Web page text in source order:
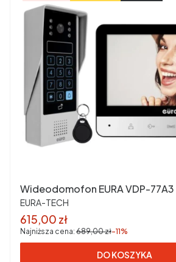
Wideodomofon EURA VDP-77A3
PRODUCENT
EURA-TECH
Cena promocyjna
615,00 zł
Najniższa cena: 689,00 zł-11%
DO KOSZYKA